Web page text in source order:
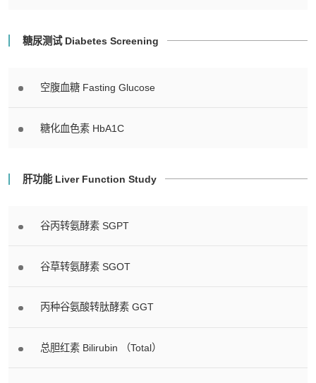
糖尿测试 Diabetes Screening
空腹血糖 Fasting Glucose
糖化血色素 HbA1C
肝功能 Liver Function Study
谷丙转氨酵素 SGPT
谷草转氨酵素 SGOT
丙种谷氨酸转肽酵素 GGT
总胆红素 Bilirubin （Total）